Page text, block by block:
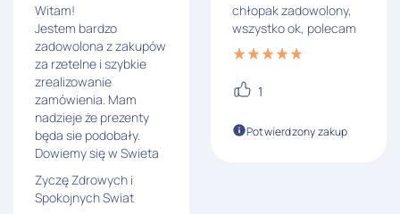
Witam!
Jestem bardzo
zadowolona z zakupów
za rzetelne i szybkie
zrealizowanie
zamówienia. Mam
nadzieje że prezenty
będa sie podobały.
Dowiemy się w Swieta
Zyczę Zdrowych i
Spokojnych Swiat
chłopak zadowolony,
wszystko ok, polecam
1
Potwierdzony zakup